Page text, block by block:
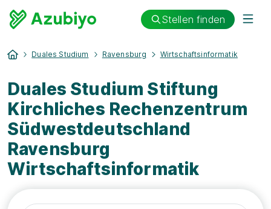
Stellen finden
Duales Studium Ravensburg Wirtschaftsinformatik
Duales Studium Stiftung
Kirchliches Rechenzentrum
Südwestdeutschland
Ravensburg
Wirtschaftsinformatik